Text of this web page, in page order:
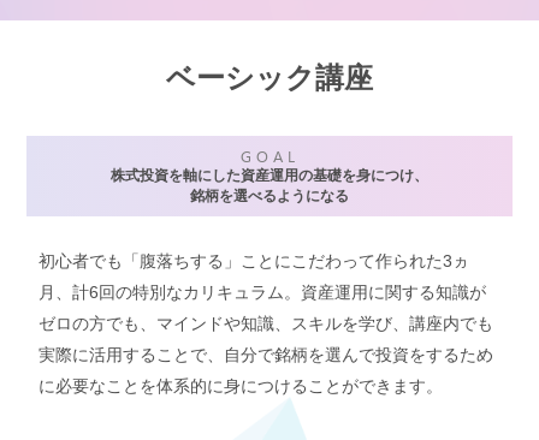
ベーシック講座
GOAL
株式投資を軸にした資産運用の基礎を身につけ、
銘柄を選べるようになる
初心者でも「腹落ちする」ことにこだわって作られた3ヵ
月、計6回の特別なカリキュラム。資産運用に関する知識が
ゼロの方でも、マインドや知識、スキルを学び、講座内でも
実際に活用することで、自分で銘柄を選んで投資をするため
に必要なことを体系的に身につけることができます。